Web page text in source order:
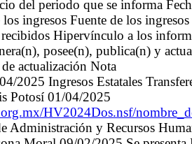
del periodo que se informa
ingresos Fuente de los
Hipervínculo a los
posee(n), publica(n) y
actualización Nota
2025 Ingresos Estatales
Potosí 01/04/2025
HV2024Dos.nsf/
Administración y Recursos